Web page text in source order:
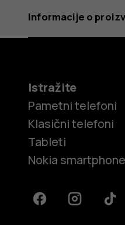
Informacije o
Istražite
Pametni telefoni
Klasični telefoni
Tableti
Nokia
FacebookInstagram